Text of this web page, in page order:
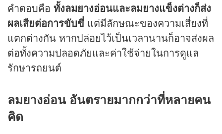
คำตอบคือ ทั้งลมยางอ่อนและลมยางแข็งต่างก็ส่ง
ผลเสียต่อการขับขี่ แต่มีลักษณะของความเสี่ยงที่
แตกต่างกัน หากปล่อยไว้เป็นเวลานานก็อาจส่งผล
ต่อทั้งความปลอดภัยและค่าใช้จ่ายในการดูแล
รักษารถยนต์
ลมยางอ่อน อันตรายมากกว่าที่หลายคน
คิด